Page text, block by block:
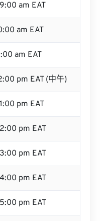
am EAT
am EAT
am EAT
pm EAT (中午)
pm EAT
pm EAT
pm EAT
pm EAT
pm EAT